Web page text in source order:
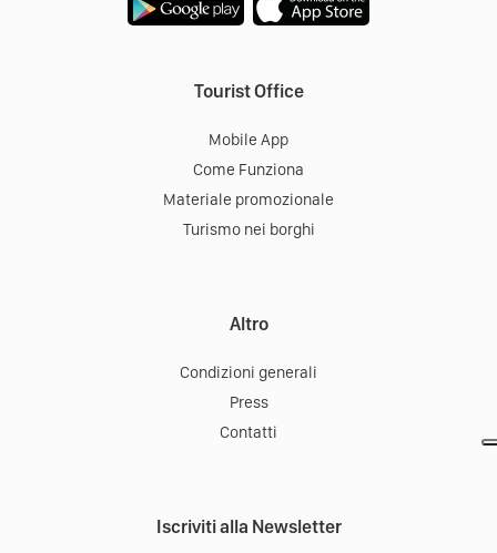
Tourist Office
Mobile App
Come Funziona
Materiale promozionale
Turismo nei borghi
Altro
Condizioni generali
Press
Contatti
Iscriviti alla Newsletter